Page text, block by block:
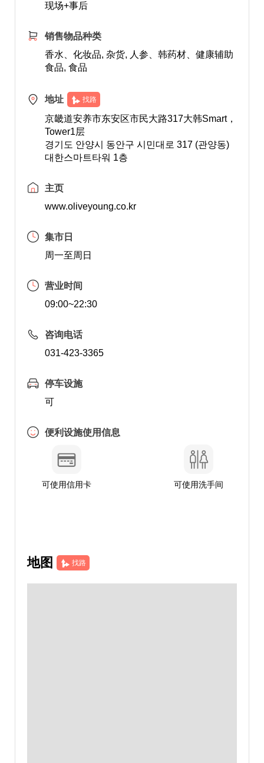
现场+事后
销售物品种类
香水、化妆品, 杂货, 人参、韩药材、健康辅助
食品, 食品
地址 找路
京畿道安养市东安区市民大路317大韩Smart，
Tower1层
경기도 안양시 동안구 시민대로 317 (관양동)
대한스마트타워 1층
主页
www.oliveyoung.co.kr
集市日
周一至周日
营业时间
09:00~22:30
咨询电话
031-423-3365
停车设施
可
便利设施使用信息
可使用信用卡 可使用洗手间
地图 找路